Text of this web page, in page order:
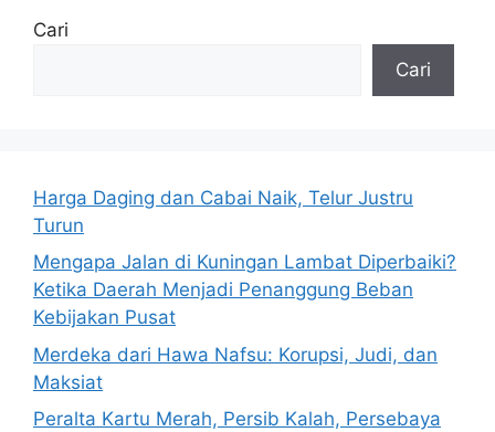
Cari
Cari
Harga Daging dan Cabai Naik, Telur Justru
Turun
Mengapa Jalan di Kuningan Lambat Diperbaiki?
Ketika Daerah Menjadi Penanggung Beban
Kebijakan Pusat
Merdeka dari Hawa Nafsu: Korupsi, Judi, dan
Maksiat
Peralta Kartu Merah, Persib Kalah, Persebaya